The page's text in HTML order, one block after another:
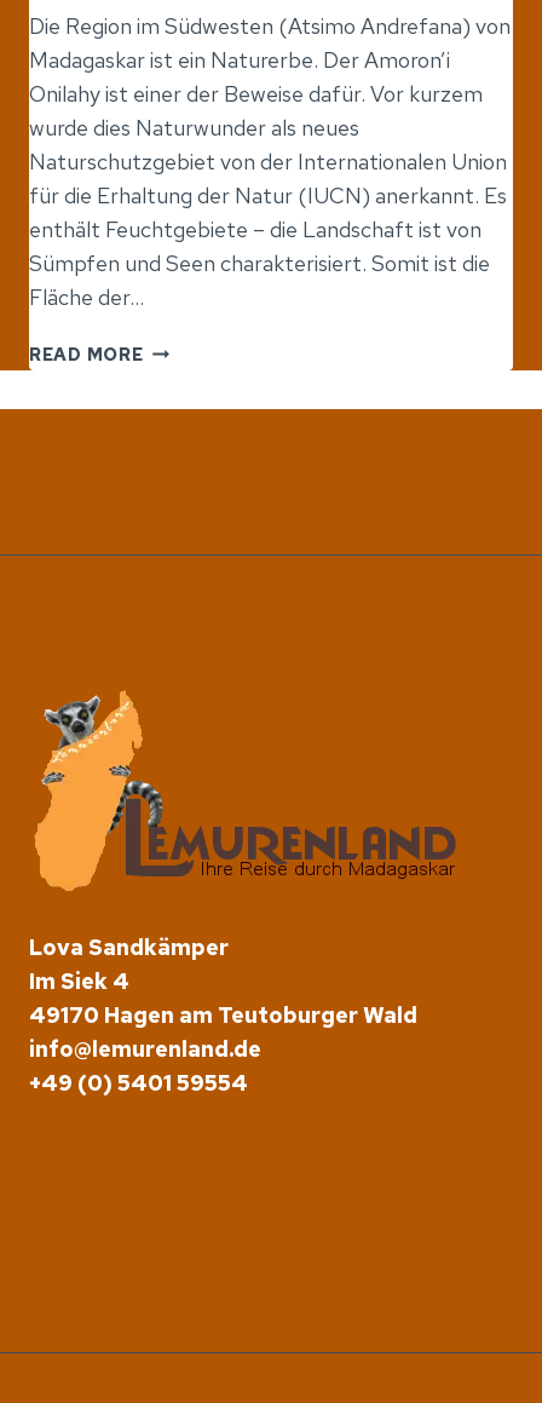
Die Region im Südwesten (Atsimo Andrefana) von
Madagaskar ist ein Naturerbe. Der Amoron’i
Onilahy ist einer der Beweise dafür. Vor kurzem
wurde dies Naturwunder als neues
Naturschutzgebiet von der Internationalen Union
für die Erhaltung der Natur (IUCN) anerkannt. Es
enthält Feuchtgebiete – die Landschaft ist von
Sümpfen und Seen charakterisiert. Somit ist die
Fläche der…
READ MOREAMORON’I
:
Lova Sandkämper
Im Siek 4
49170 Hagen am Teutoburger Wald
info@lemurenland.de
+49 (0) 5401 59554